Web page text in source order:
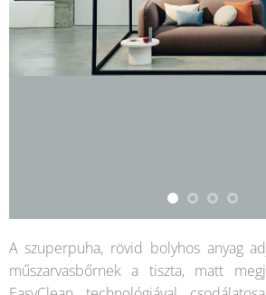
A szuperpuha, rövid bolyhos anyag
műszarvasbőrnek a tiszta, matt